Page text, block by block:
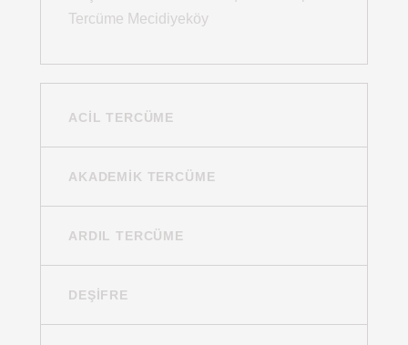
Tercüme Mecidiyeköy
ACIL TERCÜME
AKADEMIK TERCÜME
ARDIL TERCÜME
DEŞIFRE